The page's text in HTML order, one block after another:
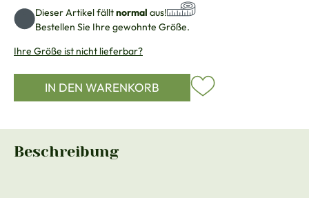
Dieser Artikel fälltnormal aus!
Bestellen Sie Ihre gewohnte Größe.
Ihre Größe ist nicht lieferbar?
IN DEN WARENKORB
Beschreibung